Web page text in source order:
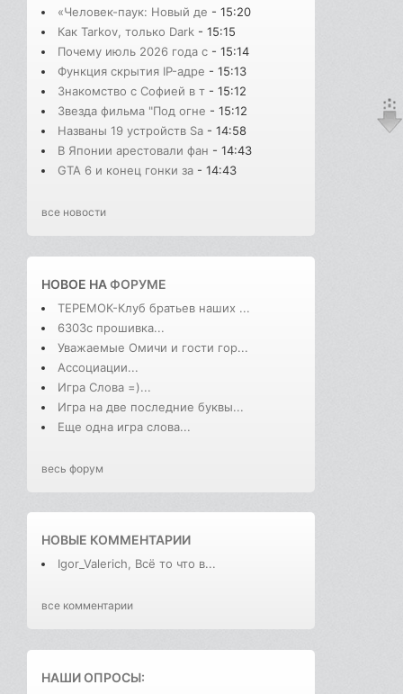
«Человек-паук: Новый де - 15:20
Как Tarkov, только Dark - 15:15
Почему июль 2026 года с - 15:14
Функция скрытия IP-адре - 15:13
Знакомство с Софией в т - 15:12
Звезда фильма "Под огне - 15:12
Названы 19 устройств Sa - 14:58
В Японии арестовали фан - 14:43
GTA 6 и конец гонки за - 14:43
все новости
НОВОЕ НАФОРУМЕ
ТЕРЕМОК-Клуб братьев наших ...
6303с прошивка...
Уважаемые Омичи и гости гор...
Ассоциации...
Игра Слова =)...
Игра на две последние буквы...
Еще одна игра слова...
весь форум
НОВЫЕ КОММЕНТАРИИ
Igor_Valerich, Всё то что в...
все комментарии
НАШИ ОПРОСЫ: